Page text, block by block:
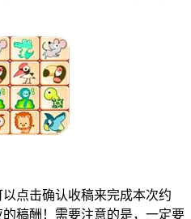
点击确认收稿来完成本次约
稿酬！需要注意的是，一定要